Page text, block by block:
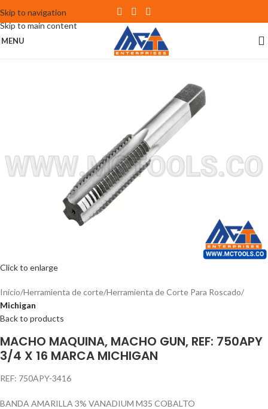
Skip to navigation
Skip to main content
MENU
Click to enlarge
Inicio Herramienta de corte Herramienta de Corte Para Roscado
Michigan
Back to products
MACHO MAQUINA, MACHO GUN, REF: 750APY
3/4 X 16 MARCA MICHIGAN
REF: 750APY-3416
BANDA AMARILLA 3% VANADIUM M35 COBALTO